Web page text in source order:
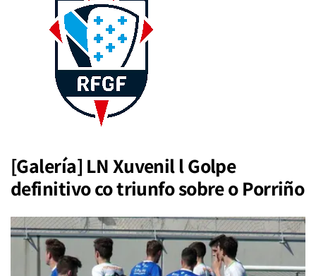
[Galería] LN Xuvenil l Golpe
definitivo co triunfo sobre o Porriño